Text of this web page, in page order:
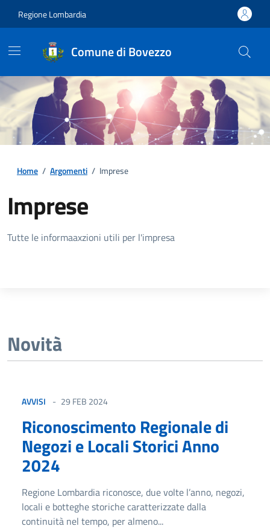
Regione Lombardia
Comune di Bovezzo
Home / Argomenti / Imprese
Imprese
Dettagli della notizia
Tutte le informaaxzioni utili per l'impresa
Novità
AVVISI 29 FEB 2024
Riconoscimento Regionale di
Negozi e Locali Storici Anno
2024
Regione Lombardia riconosce, due volte l’anno, negozi,
locali e botteghe storiche caratterizzate dalla
continuità nel tempo, per almeno...